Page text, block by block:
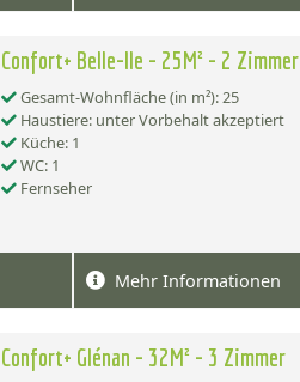
Confort+ Belle-Ile - 25M² - 2 Zimmer
Gesamt-Wohnfläche (in m²): 25
Haustiere: unter Vorbehalt akzeptiert
Küche: 1
WC: 1
Fernseher
Mehr Informationen
Confort+ Glénan - 32M² - 3 Zimmer